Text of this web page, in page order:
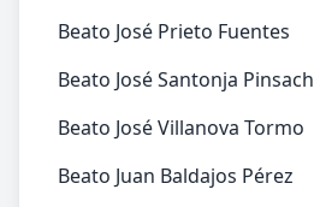
Beato José Prieto Fuentes
Beato José Santonja Pinsach
Beato José Villanova Tormo
Beato Juan Baldajos Pérez